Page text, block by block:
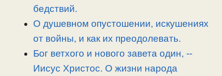
бедствий.
О душевном опустошении, искушениях
от войны, и как их преодолевать.
Бог ветхого и нового завета один, -­
Иисус Христос. О жизни народа